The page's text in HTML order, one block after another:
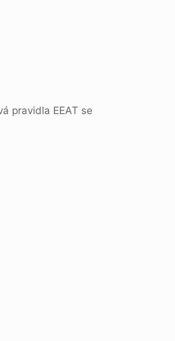
pravidla EEAT se